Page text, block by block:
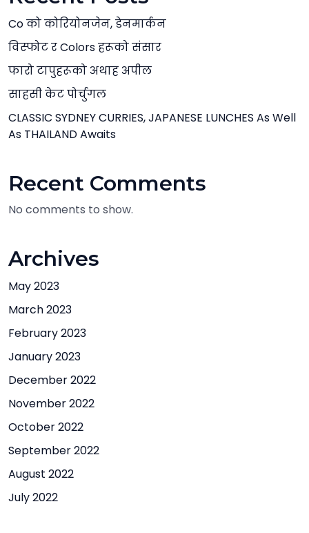
Co को कोरियोनजेन, डेनमार्कन
विस्फोट र Colors हरूको संसार
फारो टापुहरूको अथाह अपील
साहसी केट पोर्चुगल
CLASSIC SYDNEY CURRIES, JAPANESE LUNCHES As Well
As THAILAND Awaits
Recent Comments
No comments to show.
Archives
May 2023
March 2023
February 2023
January 2023
December 2022
November 2022
October 2022
September 2022
August 2022
July 2022